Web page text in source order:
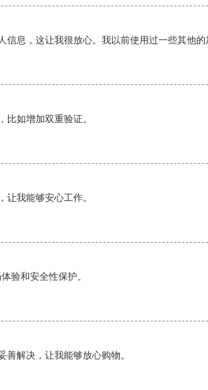
息，这让我很放心。我以前使用过一些其他
如增加双重验证。
我能够安心工作。
验和安全性保护。
解决，让我能够放心购物。